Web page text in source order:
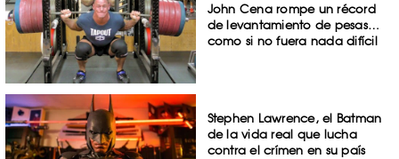
John Cena rompe un récord
de levantamiento de pesas…
como si no fuera nada difícil
Stephen Lawrence, el Batman
de la vida real que lucha
contra el crímen en su país